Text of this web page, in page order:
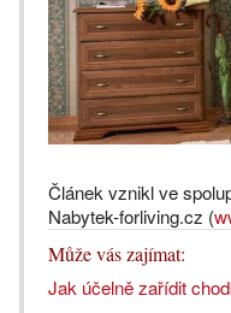
Článek vznikl ve
Nabytek-forliving.cz (
Může vás zajímat:
Jak účelně zařídit